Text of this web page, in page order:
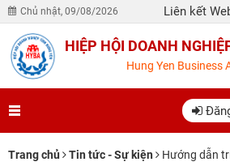
Chủ nhật, 09/08/2026 Liên kết
HIỆP HỘI DOANH
Hung Yen Business
Trang chủ Tin tức - Sự kiện
Hướng dẫn